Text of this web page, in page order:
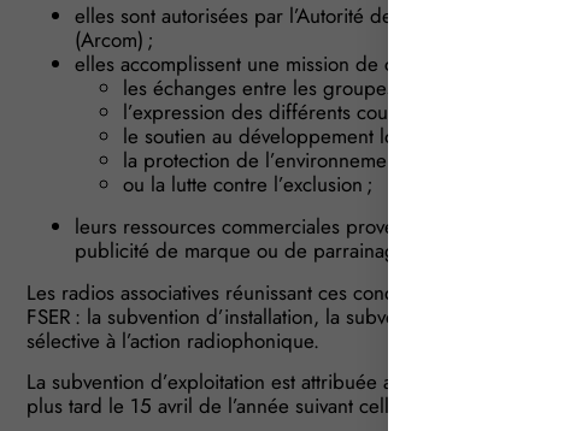
elles sont autorisées par l’Autorité de régulation de la
(Arcom) ;
elles accomplissent une mission de communication
les échanges entre les groupes sociaux et culturels ;
l’expression des différents courants socioculturels ;
le soutien au développement local ;
la protection de l’environnement ;
ou la lutte contre l’exclusion ;
leurs ressources commerciales provenant de messages
publicité de marque ou de parrainage sont inférieures à
Les radios associatives réunissant ces conditions peuvent se
FSER : la subvention d’installation, la subvention
sélective à l’action radiophonique.
La subvention d’exploitation est attribuée aux services de
plus tard le 15 avril de l’année suivant celle de la clôture de